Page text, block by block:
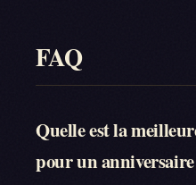
FAQ
Quelle est la
pour un